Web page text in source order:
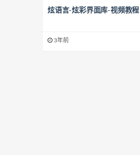
炫语言-炫彩界面库-视频教程
3年前